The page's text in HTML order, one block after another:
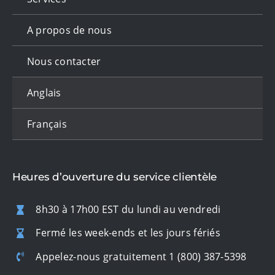
A propos de nous
Nous contacter
Anglais
Français
Heures d’ouverture du service clientèle
8h30 à 17h00 EST du lundi au vendredi
Fermé les week-ends et les jours fériés
Appelez-nous gratuitement 1 (800) 387-5398